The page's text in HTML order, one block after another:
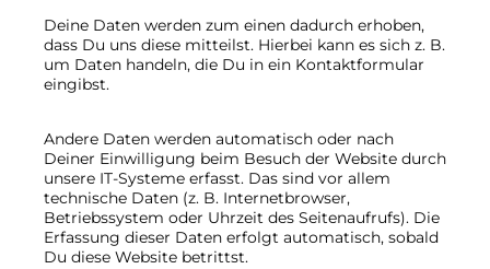
Deine Daten werden zum einen dadurch erhoben,
dass Du uns diese mitteilst. Hierbei kann es sich z. B.
um Daten handeln, die Du in ein Kontaktformular
eingibst.
Andere Daten werden automatisch oder nach
Deiner Einwilligung beim Besuch der Website durch
unsere IT-Systeme erfasst. Das sind vor allem
technische Daten (z. B. Internetbrowser,
Betriebssystem oder Uhrzeit des Seitenaufrufs). Die
Erfassung dieser Daten erfolgt automatisch, sobald
Du diese Website betrittst.